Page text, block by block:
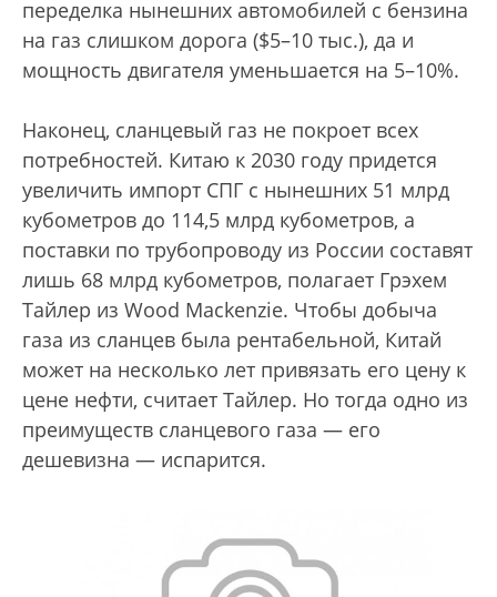
переделка нынешних автомобилей с бензина
на газ слишком дорога ($5–10 тыс.), да и
мощность двигателя уменьшается на 5–10%.
Наконец, сланцевый газ не покроет всех
потребностей. Китаю к 2030 году придется
увеличить импорт СПГ с нынешних 51 млрд
кубометров до 114,5 млрд кубометров, а
поставки по трубопроводу из России составят
лишь 68 млрд кубометров, полагает Грэхем
Тайлер из Wood Mackenzie. Чтобы добыча
газа из сланцев была рентабельной, Китай
может на несколько лет привязать его цену к
цене нефти, считает Тайлер. Но тогда одно из
преимуществ сланцевого газа — его
дешевизна — испарится.